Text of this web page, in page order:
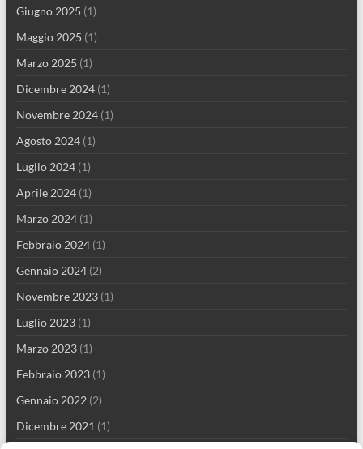
Giugno 2025 (1)
Maggio 2025 (1)
Marzo 2025 (1)
Dicembre 2024(1)
Novembre 2024(1)
Agosto 2024(1)
Luglio 2024(1)
Aprile 2024(1)
Marzo 2024(1)
Febbraio 2024(1)
Gennaio 2024(2)
Novembre 2023(1)
Luglio 2023(1)
Marzo 2023(1)
Febbraio 2023(1)
Gennaio 2022(2)
Dicembre 2021 (1)